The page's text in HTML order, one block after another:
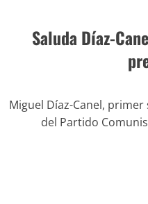
Saluda Díaz-
Miguel Díaz-Canel,
del Partido